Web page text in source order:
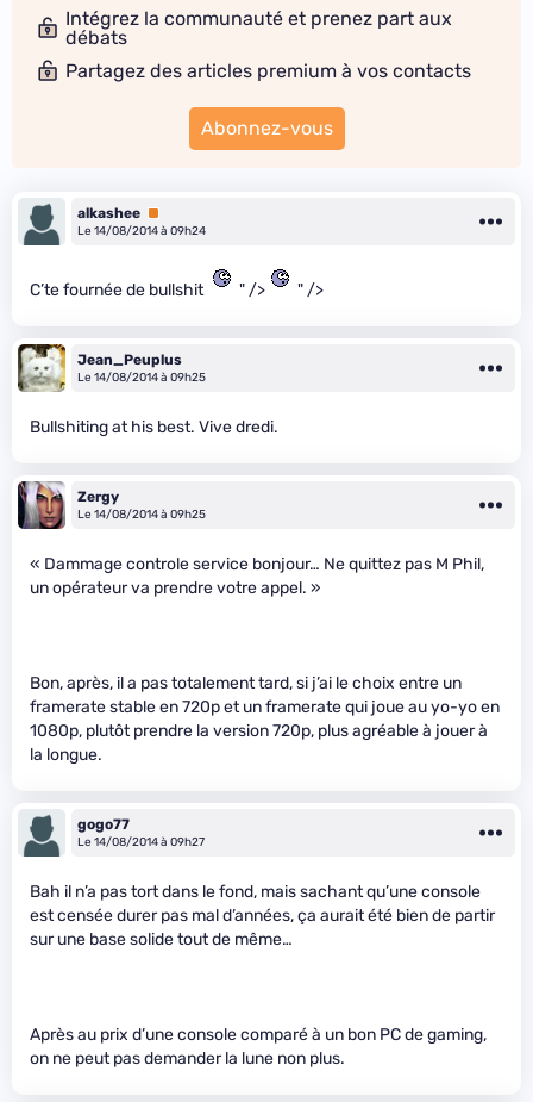
Intégrez la communauté et prenez part aux
débats
Partagez des articles premium à vos contacts
Abonnez-vous
alkashee Premium
Le 14/08/2014 à 09h24
C’te fournée de bullshit " /> " />
Jean_Peuplus
Le 14/08/2014 à 09h25
Bullshiting at his best. Vive dredi.
Zergy
Le 14/08/2014 à 09h25
« Dammage controle service bonjour… Ne quittez pas M Phil,
un opérateur va prendre votre appel. »
Bon, après, il a pas totalement tard, si j’ai le choix entre un
framerate stable en 720p et un framerate qui joue au yo-yo en
1080p, plutôt prendre la version 720p, plus agréable à jouer à
la longue.
gogo77
Le 14/08/2014 à 09h27
Bah il n’a pas tort dans le fond, mais sachant qu’une console
est censée durer pas mal d’années, ça aurait été bien de partir
sur une base solide tout de même…
Après au prix d’une console comparé à un bon PC de gaming,
on ne peut pas demander la lune non plus.